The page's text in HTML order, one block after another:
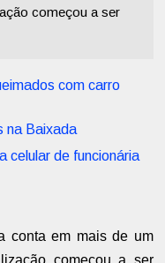
começou a ser
com carro
na Baixada
celular de funcionária
conta em mais de um